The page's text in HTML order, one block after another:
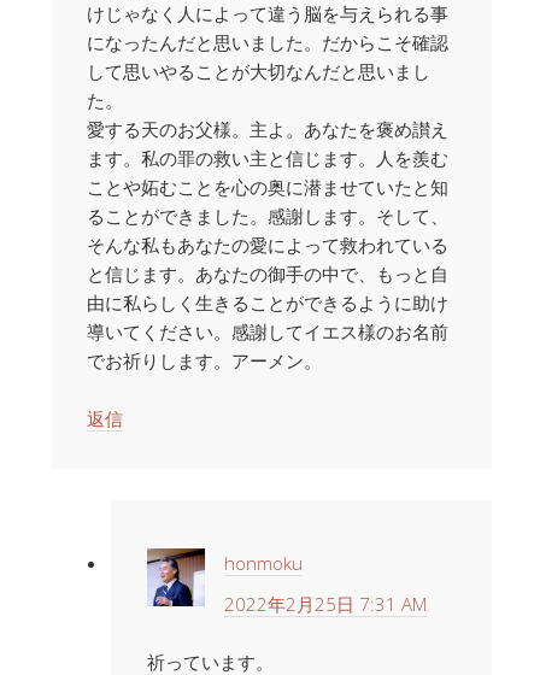
けじゃなく人によって違う脳を与えられる事
になったんだと思いました。だからこそ確認
して思いやることが大切なんだと思いまし
た。
愛する天のお父様。主よ。あなたを褒め讃え
ます。私の罪の救い主と信じます。人を羨む
ことや妬むことを心の奥に潜ませていたと知
ることができました。感謝します。そして、
そんな私もあなたの愛によって救われている
と信じます。あなたの御手の中で、もっと自
由に私らしく生きることができるように助け
導いてください。感謝してイエス様のお名前
でお祈りします。アーメン。
返信
honmoku
2022年2月25日 7:31 AM
祈っています。